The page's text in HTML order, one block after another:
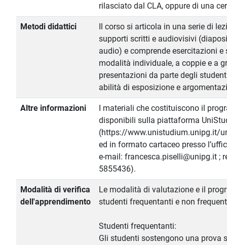
rilasciato dal CLA, oppure di una
Metodi didattici
Il corso si articola in una serie di
supporti scritti e audiovisivi
audio) e comprende esercitazioni
modalità individuale, a coppie e a
presentazioni da parte degli
abilità di esposizione e
Altre informazioni
I materiali che costituiscono il
disponibili sulla piattaforma
(https://www.unistudium.unipg.it/
ed in formato cartaceo presso
e-mail: francesca.piselli@unipg.it ;
5855436).
Modalità di verifica
dell'apprendimento
Le modalità di valutazione e il
studenti frequentanti e non
Studenti frequentanti:
Gli studenti sostengono una prova